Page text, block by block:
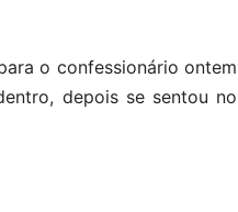
o confessionário ontem
depois se sentou no